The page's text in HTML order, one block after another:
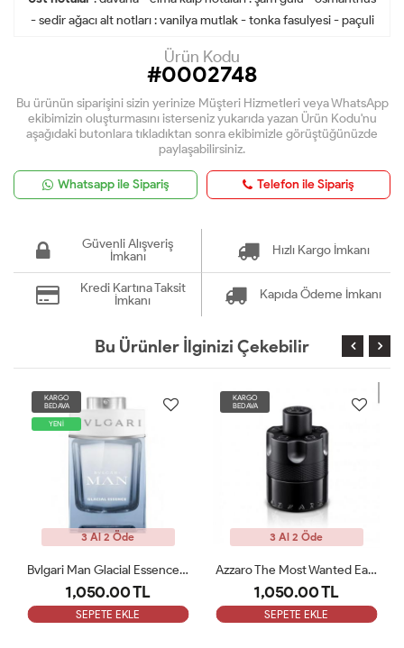
- sedir ağacı alt notları : vanilya mutlak - tonka fasulyesi - paçuli
Ürün Kodu
#0002748
Bu ürünün siparişini sizin yerinize Müşteri Hizmetleri veya WhatsApp
ekibimizin oluşturmasını isterseniz yukarıda yazan Ürün Kodu'nu
aşağıdaki butonlara tıkladıktan sonra ekibimizle görüştüğünüzde
paylaşabilirsiniz.
Whatsapp ile Sipariş Telefon ile Sipariş
Güvenli Alışveriş
İmkanı
Hızlı Kargo İmkanı
Kredi Kartına Taksit
İmkanı
Kapıda Ödeme İmkanı
Bu Ürünler İlginizi Çekebilir
KARGO
BEDAVA
YENİ
3 Al 2 Öde
Bvlgari Man Glacial Essence Edp 100 Ml Tester
1,050.00 TL
SEPETE EKLE
KARGO
BEDAVA
3 Al 2 Öde
Azzaro The Most Wanted Eau De Parfum Intense 100 Ml Tester
1,050.00 TL
SEPETE EKLE